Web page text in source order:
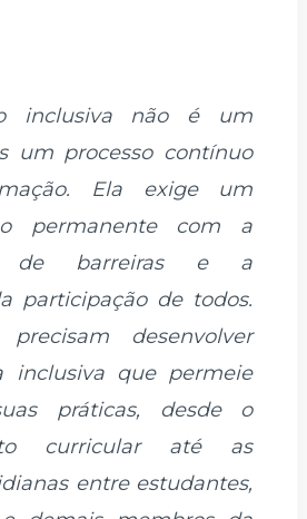
inclusiva não é um
um processo contínuo
Ela exige um
permanente com a
de barreiras e a
participação de todos.
desenvolver
inclusiva que permeie
práticas, desde o
curricular até as
entre estudantes,